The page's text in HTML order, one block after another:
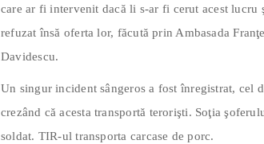
care ar fi intervenit dacă li s-ar fi cerut acest lucru
refuzat însă oferta lor, făcută prin Ambasada
Davidescu.
Un singur incident sângeros a fost înregistrat,
crezând că acesta transportă terorişti. Soţia
soldat. TIR-ul transporta carcase de porc.